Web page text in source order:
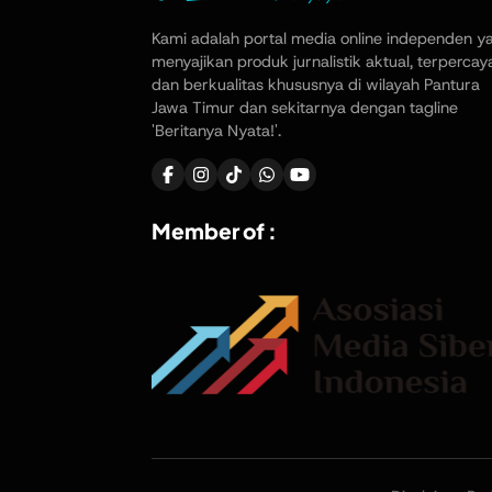
Kami adalah portal media online independen
menyajikan produk jurnalistik aktual,
dan berkualitas khususnya di wilayah Pantura
Jawa Timur dan sekitarnya dengan tagline
'Beritanya Nyata!'.
Member of :